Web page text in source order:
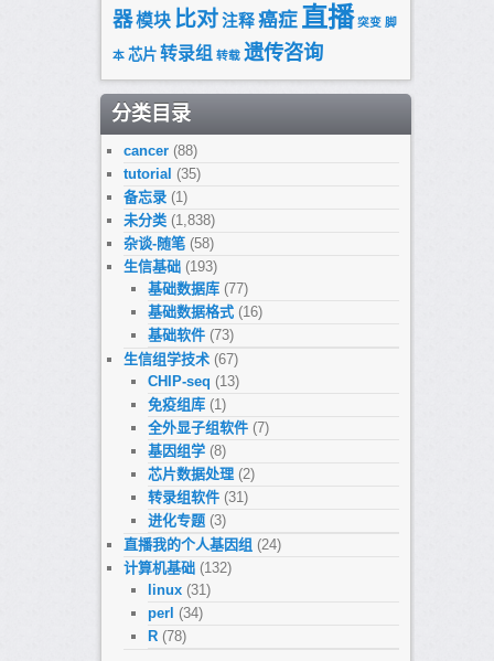
器模块 比对注释癌症 直播 突变 脚
本 芯片 转录组 转载 遗传咨询
分类目录
cancer(88)
tutorial (35)
备忘录(1)
未分类(1,838)
杂谈-随笔(58)
生信基础(193)
基础数据库 (77)
基础数据格式 (16)
基础软件 (73)
生信组学技术(67)
CHIP-seq (13)
免疫组库 (1)
全外显子组软件 (7)
基因组学 (8)
芯片数据处理 (2)
转录组软件 (31)
进化专题 (3)
直播我的个人基因组 (24)
计算机基础(132)
linux (31)
perl (34)
R (78)